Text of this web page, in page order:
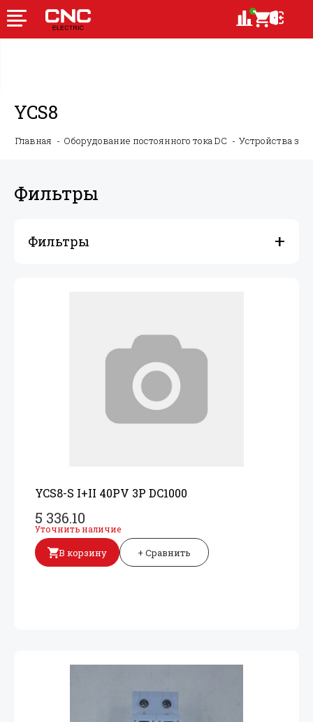
YCS8
Главная Оборудование постоянного тока DC Устройства
Фильтры
Фильтры
YCS8-S I+II 40PV 3P DC1000
5 336.10
Уточнить наличие
В корзину + Сравнить